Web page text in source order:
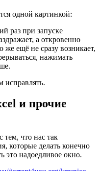
одной картинкой:
раз при запуске
а откровенно
ещё не сразу возникает,
нажимать
исправлять.
и прочие
тем, что нас так
которые делать конечно
это надоедливое окно.